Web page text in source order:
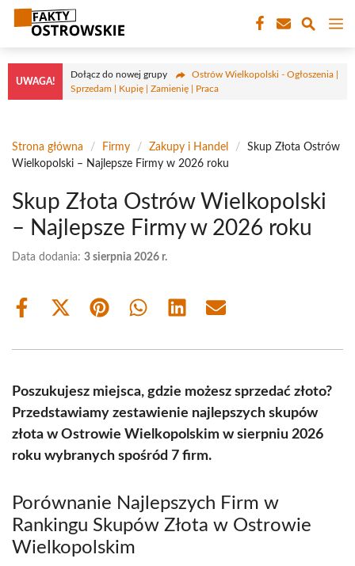
Przejdź
treści
UWAGA!
Dołącz do nowej grupy
Ostrów Wielkopolski - Ogłoszenia |
Sprzedam | Kupię | Zamienię | Praca
Strona główna / Firmy / Zakupy i Handel /
Skup Złota Ostrów
Wielkopolski – Najlepsze Firmy w 2026 roku
Skup Złota Ostrów Wielkopolski
– Najlepsze Firmy w 2026 roku
Data dodania: 3 sierpnia 2026 r.
Share
Share
(Twitter)
Share Share Share Share
Poszukujesz miejsca, gdzie możesz sprzedać złoto?
Przedstawiamy zestawienie najlepszych skupów
złota w Ostrowie Wielkopolskim w sierpniu 2026
roku wybranych spośród 7 firm.
Porównanie Najlepszych Firm w
Rankingu Skupów Złota w Ostrowie
Wielkopolskim